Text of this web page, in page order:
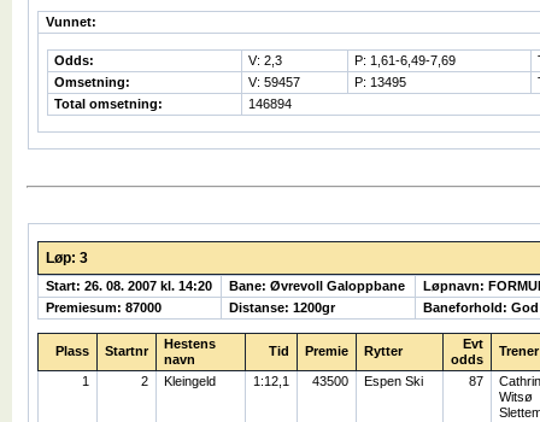
Vunnet:
Odds: V: 2,3 P: 1,61-6,49-7,69
Omsetning:
V: 59457 P: 13495
Total omsetning:
146894
Løp: 3
Start: 26. 08. 2007 kl. 14:20 Bane: Øvrevoll Galoppbane
Løpnavn:
Premiesum: 87000
Distanse: 1200gr Baneforhold: God
Plass Startnr
Hestens
navn
Tid Premie Rytter
Evt
odds
Trener
1 2 Kleingeld 1:12,1 43500 Espen Ski 87
Witsø